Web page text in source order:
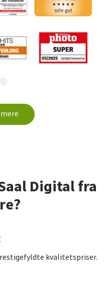
Digital fra
kvalitetspriser.